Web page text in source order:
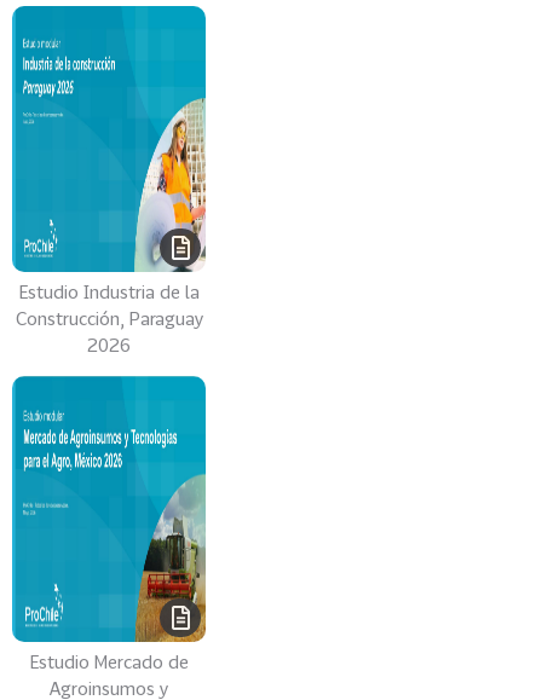
Estudio Industria de la
Construcción, Paraguay
2026
Estudio Mercado de
Agroinsumos y